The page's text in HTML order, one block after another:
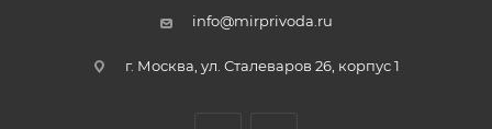
info@mirprivoda.ru
г. Москва, ул. Сталеваров 26, корпус 1